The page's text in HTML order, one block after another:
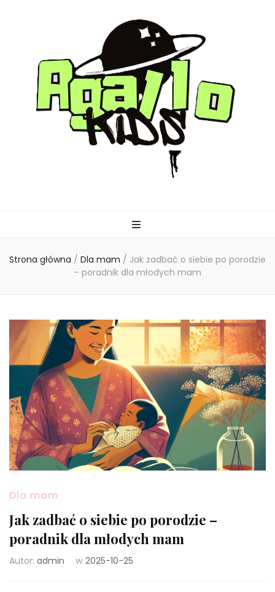
Strona główna / Dla mam / Jak zadbać o siebie po porodzie
– poradnik dla młodych mam
Dla mam
Jak zadbać o siebie po porodzie –
poradnik dla młodych mam
Autor: admin w 2025-10-25